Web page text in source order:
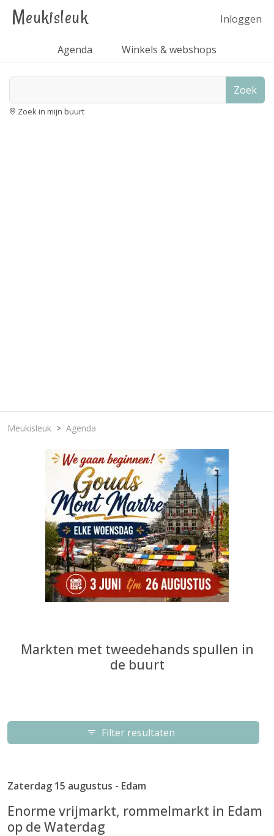
Meukisleuk Inloggen
Agenda Winkels & webshops
Zoek
Zoek in mijn buurt
Meukisleuk Agenda
Markten met tweedehands spullen in
de buurt
Filter resultaten
Zaterdag 15 augustus - Edam
Enorme vrijmarkt, rommelmarkt in Edam
op de Waterdag